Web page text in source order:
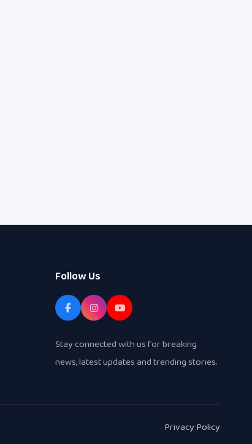
Follow Us
Stay connected with us for breaking
news, latest updates and trending stories.
Privacy Policy